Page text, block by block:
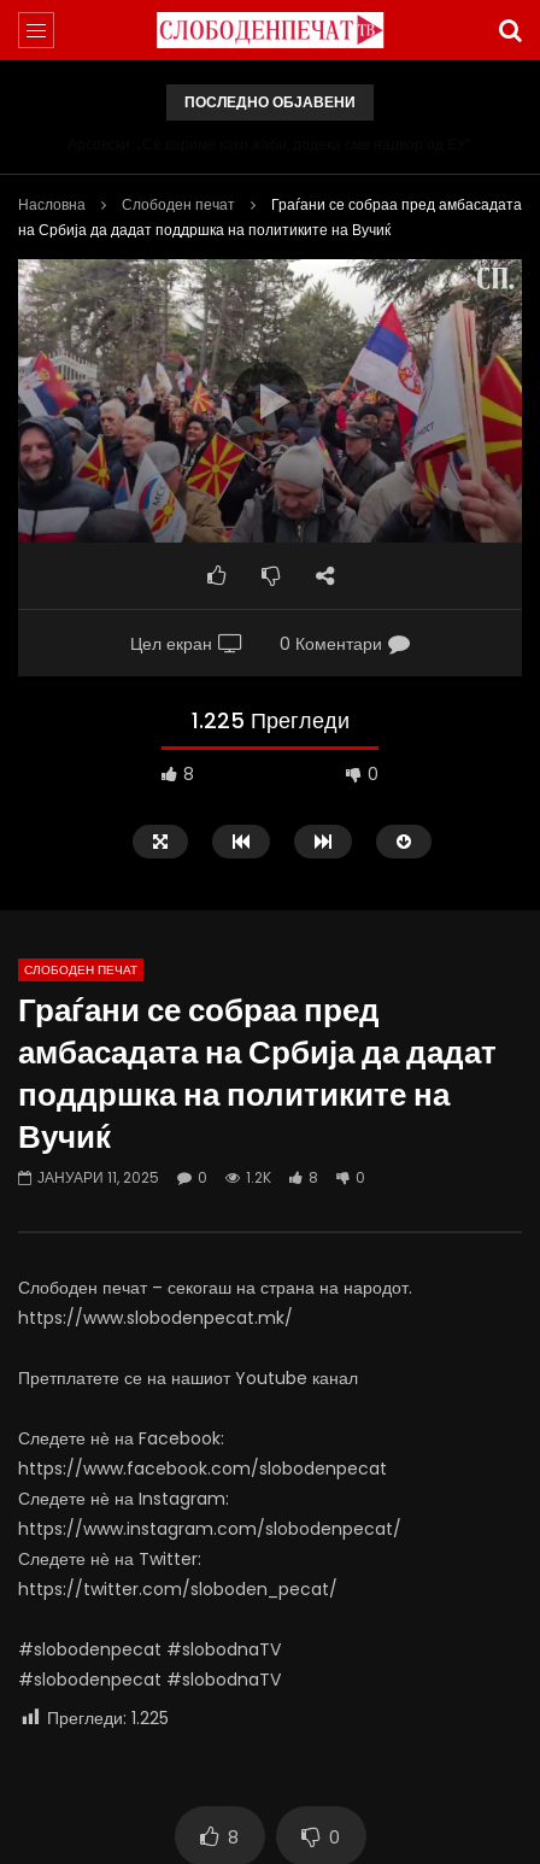
ПОСЛЕДНО ОБЈАВЕНИ
Насловна Слободен печат
Граѓани се собраа пред амбасадата
на Србија да дадат поддршка на политиките на Вучиќ
Цел екран 0 Коментари
1.225 Прегледи
8 0
09:38
07.08.2026
АВГУСТ 7, 2026
0
1.7K
10:25
06.08.2026
СЛОБОДЕН ПЕЧАТ
Граѓани се собраа пред
амбасадата на Србија да дадат
поддршка на политиките на
Вучиќ
ЈАНУАРИ 11, 2025 0 1.2K 8 0
Слободен печат – секогаш на страна на народот.
https://www.slobodenpecat.mk/
Претплатете се на нашиот Youtube канал
Следете нѐ на Facebook:
https://www.facebook.com/slobodenpecat
Следете нѐ на Instagram:
https://www.instagram.com/slobodenpecat/
Следете нѐ на Twitter:
https://twitter.com/sloboden_pecat/
#slobodenpecat #slobodnaTV
#slobodenpecat #slobodnaTV
Прегледи: 1.225
8 0